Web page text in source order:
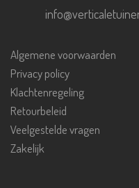
Algemene voorwaarden
Privacy policy
Klachtenregeling
Retourbeleid
Veelgestelde vragen
Zakelijk